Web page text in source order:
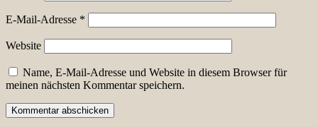
E-Mail-Adresse *
Website
Name, E-Mail-Adresse und Website in diesem Browser für
meinen nächsten Kommentar speichern.